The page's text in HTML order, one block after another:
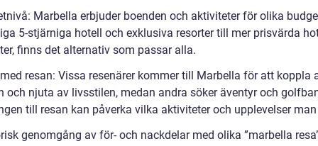
Marbella erbjuder boenden och aktiviteter för olika
5-stjärniga hotell och exklusiva resorter till mer prisvärda
finns det alternativ som passar alla.
resan: Vissa resenärer kommer till Marbella för att koppla
och njuta av livsstilen, medan andra söker äventyr och
till resan kan påverka vilka aktiviteter och upplevelser
genomgång av för- och nackdelar med olika ”marbella